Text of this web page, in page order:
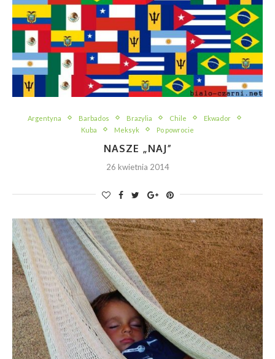
Argentyna Barbados Brazylia Chile
Ekwador
Kuba
Meksyk Po powrocie
NASZE „NAJ”
26 kwietnia 2014